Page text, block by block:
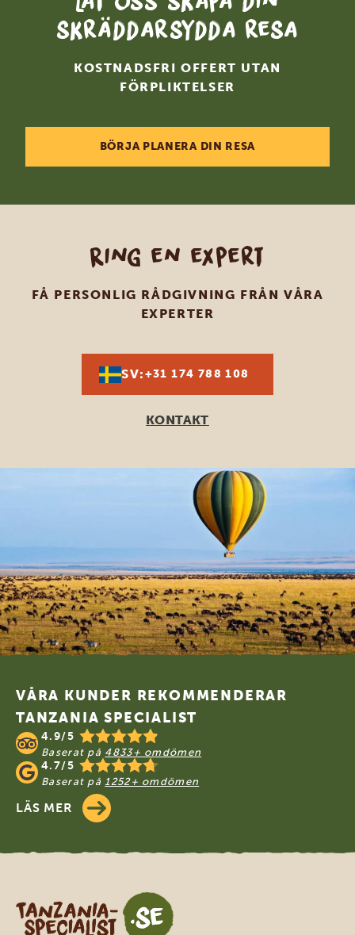
skräddarsydda resa
KOSTNADSFRI OFFERT UTAN
FÖRPLIKTELSER
BÖRJA PLANERA DIN RESA
Ring en expert
FÅ PERSONLIG RÅDGIVNING FRÅN VÅRA
EXPERTER
SV:+31 174 788 108
KONTAKT
Footer
VÅRA KUNDER REKOMMENDERAR
TANZANIA SPECIALIST
4.9/5
Baserat på 4833+ omdömen
4.7/5
Baserat på 1252+ omdömen
LÄS MER
Tanzania Specialist